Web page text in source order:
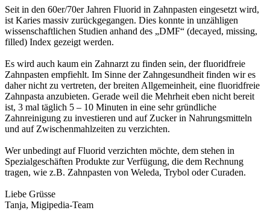
Seit in den 60er/70er Jahren Fluorid in Zahnpasten eingesetzt wird,
ist Karies massiv zurückgegangen. Dies konnte in unzähligen
wissenschaftlichen Studien anhand des „DMF“ (decayed, missing,
filled) Index gezeigt werden.
Es wird auch kaum ein Zahnarzt zu finden sein, der fluoridfreie
Zahnpasten empfiehlt. Im Sinne der Zahngesundheit finden wir es
daher nicht zu vertreten, der breiten Allgemeinheit, eine fluoridfreie
Zahnpasta anzubieten. Gerade weil die Mehrheit eben nicht bereit
ist, 3 mal täglich 5 – 10 Minuten in eine sehr gründliche
Zahnreinigung zu investieren und auf Zucker in Nahrungsmitteln
und auf Zwischenmahlzeiten zu verzichten.
Wer unbedingt auf Fluorid verzichten möchte, dem stehen in
Spezialgeschäften Produkte zur Verfügung, die dem Rechnung
tragen, wie z.B. Zahnpasten von Weleda, Trybol oder Curaden.
Liebe Grüsse
Tanja, Migipedia-Team